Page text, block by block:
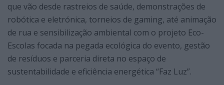
que vão desde rastreios de saúde, demonstrações de
robótica e eletrónica, torneios de gaming, até animação
de rua e sensibilização ambiental com o projeto Eco-
Escolas focada na pegada ecológica do evento, gestão
de resíduos e parceria direta no espaço de
sustentabilidade e eficiência energética “Faz Luz”.